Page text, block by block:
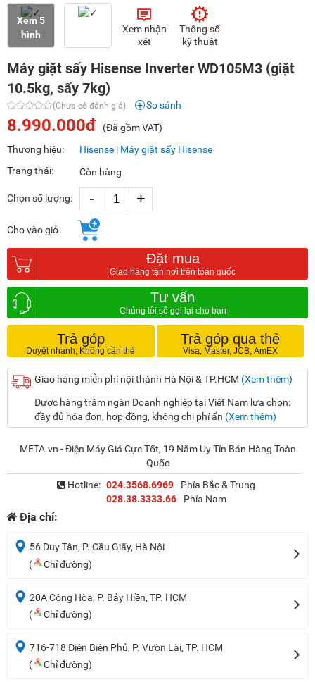
Xem 5
hình
Xem nhận
xét
Thông số
kỹ thuật
Máy giặt sấy Hisense Inverter WD105M3 (giặt
10.5kg, sấy 7kg)
(Chưa có đánh giá) So sánh
8.990.000đ
(Đã gồm VAT)
Thương hiệu:
Hisense | Máy giặt sấy Hisense
Trạng thái:
Còn hàng
Chọn số lượng: - +
Cho vào giỏ
Đặt mua
Tư vấn
Trả góp Trả góp qua thẻ
Giao hàng miễn phí nội thành Hà Nội & TP.HCM (Xem thêm)
Được hàng trăm ngàn Doanh nghiệp tại Việt Nam lựa chọn:
đầy đủ hóa đơn, hợp đồng, không chi phí ẩn (Xem thêm)
META.vn - Điện Máy Giá Cực Tốt, 19 Năm Uy Tín Bán Hàng Toàn
Quốc
Hotline: 024.3568.6969
Phía Bắc & Trung
028.38.3333.66
Phía Nam
Địa chỉ:
56 Duy Tân, P. Cầu Giấy, Hà Nội
(
Chỉ đường)
20A Cộng Hòa, P. Bảy Hiền, TP. HCM
(
Chỉ đường)
716-718 Điện Biên Phủ, P. Vườn Lài, TP. HCM
(
Chỉ đường)